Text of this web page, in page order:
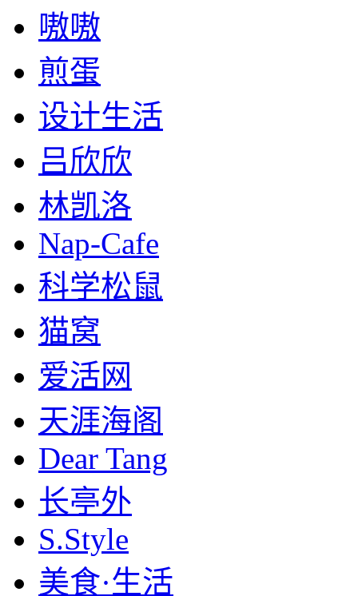
嗷嗷
煎蛋
设计生活
吕欣欣
林凯洛
Nap-Cafe
科学松鼠
猫窝
爱活网
天涯海阁
Dear Tang
长亭外
S.Style
美食·生活